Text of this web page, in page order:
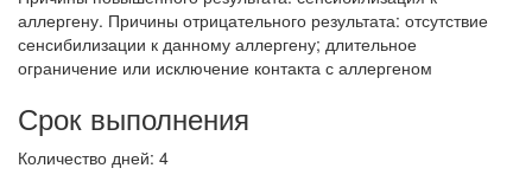
аллергену. Причины отрицательного результата: отсутствие
сенсибилизации к данному аллергену; длительное
ограничение или исключение контакта с аллергеном
Срок выполнения
Количество дней: 4